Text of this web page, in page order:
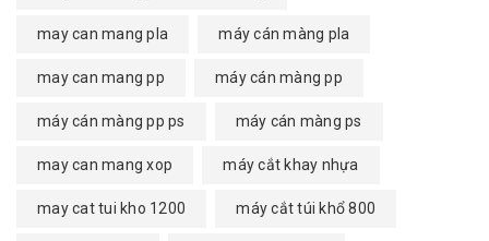
may can mang pla máy cán màng pla
may can mang pp máy cán màng pp
máy cán màng pp ps máy cán màng ps
may can mang xop máy cắt khay nhựa
may cat tui kho 1200 máy cắt túi khổ 800